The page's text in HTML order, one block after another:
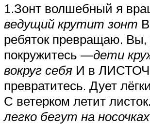
1.Зонт волшебный я
ведущий крутит зонт
ребяток превращаю. Вы,
покружитесь —дети
вокруг себя И в
превратитесь. Дует
С ветерком летит
легко бегут на